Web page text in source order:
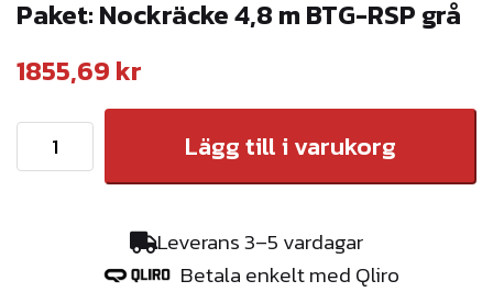
Paket: Nockräcke 4,8 m BTG-RSP grå
1855,69 kr
a
Lägg till i varukorg
Leverans 3–5 vardagar
Betala enkelt med Qliro